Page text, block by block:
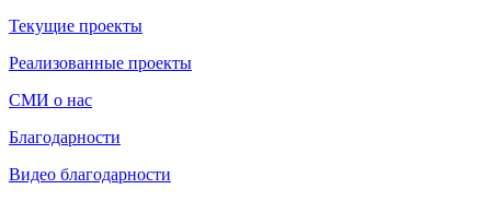
Текущие проекты
Реализованные проекты
СМИ о нас
Благодарности
Видео благодарности